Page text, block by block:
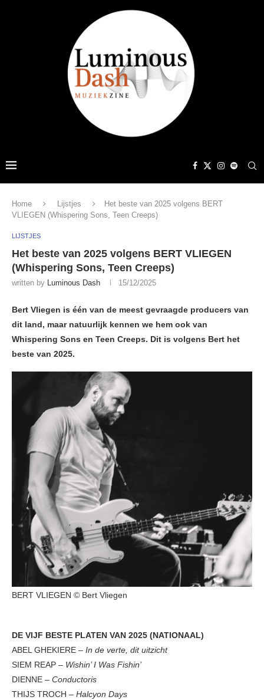
Home Lijstjes
Het beste van 2025 volgens BERT
VLIEGEN (Whispering Sons, Teen Creeps)
LIJSTJES
Het beste van 2025 volgens BERT VLIEGEN
(Whispering Sons, Teen Creeps)
written by Luminous Dash 15/12/2025
Bert Vliegen is één van de meest gevraagde producers van
dit land, maar natuurlijk kennen we hem ook van
Whispering Sons en Teen Creeps. Dit is volgens Bert het
beste van 2025.
BERT VLIEGEN © Bert Vliegen
DE VIJF BESTE PLATEN VAN 2025 (NATIONAAL)
ABEL GHEKIERE – In de verte, dit uitzicht
SIEM REAP – Wishin’ I Was Fishin’
DIENNE – Conductoris
THIJS TROCH – Halcyon Days